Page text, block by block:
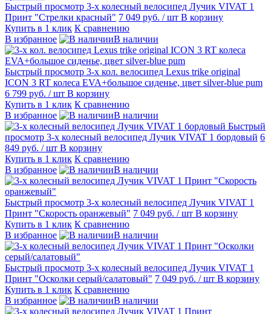
Быстрый просмотр 3-х колесный велосипед Лучик VIVAT 1
Принт "Стрелки красный" 7 049 руб. / шт В корзину
Купить в 1 клик К сравнению
В избранное
В наличии
Быстрый просмотр 3-х кол. велосипед Lexus trike original
ICON 3 RT колеса EVA+большое сиденье, цвет silver-blue pum
6 799 руб. / шт В корзину
Купить в 1 клик К сравнению
В избранное
В наличии
Быстрый
просмотр 3-х колесный велосипед Лучик VIVAT 1 бордовый 6
849 руб. / шт В корзину
Купить в 1 клик К сравнению
В избранное
В наличии
Быстрый просмотр 3-х колесный велосипед Лучик VIVAT 1
Принт "Скорость оранжевый" 7 049 руб. / шт В корзину
Купить в 1 клик К сравнению
В избранное
В наличии
Быстрый просмотр 3-х колесный велосипед Лучик VIVAT 1
Принт "Осколки серый/салатовый" 7 049 руб. / шт В корзину
Купить в 1 клик К сравнению
В избранное
В наличии